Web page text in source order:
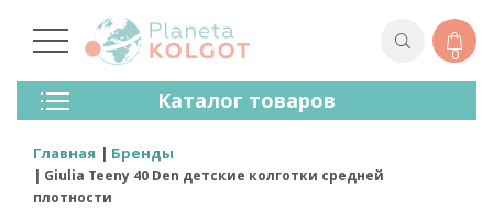
0
Каталог товаров
Колготки
Чулки
Лосины (леггинсы)
Носки И Гольфы
Главная Бренды
Giulia Teeny 40 Den детские колготки средней
плотности